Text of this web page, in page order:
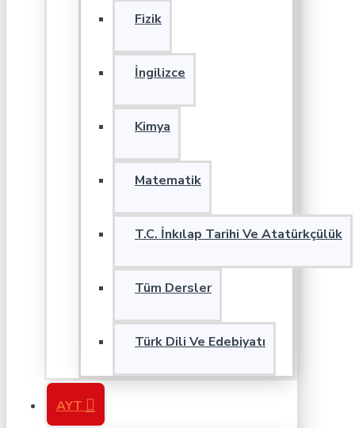
Fizik
İngilizce
Kimya
Matematik
T.C. İnkılap Tarihi Ve Atatürkçülük
Tüm Dersler
Türk Dili Ve Edebiyatı
AYT